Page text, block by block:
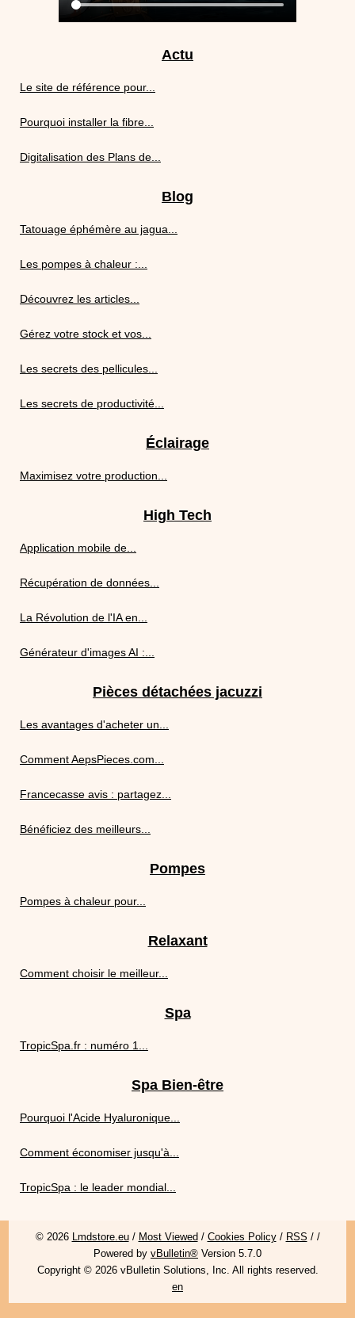
Actu
Le site de référence pour...
Pourquoi installer la fibre...
Digitalisation des Plans de...
Blog
Tatouage éphémère au jagua...
Les pompes à chaleur :...
Découvrez les articles...
Gérez votre stock et vos...
Les secrets des pellicules...
Les secrets de productivité...
Éclairage
Maximisez votre production...
High Tech
Application mobile de...
Récupération de données...
La Révolution de l'IA en...
Générateur d'images AI :...
Pièces détachées jacuzzi
Les avantages d'acheter un...
Comment AepsPieces.com...
Francecasse avis : partagez...
Bénéficiez des meilleurs...
Pompes
Pompes à chaleur pour...
Relaxant
Comment choisir le meilleur...
Spa
TropicSpa.fr : numéro 1...
Spa Bien-être
Pourquoi l'Acide Hyaluronique...
Comment économiser jusqu'à...
TropicSpa : le leader mondial...
© 2026 Lmdstore.eu/ Most Viewed / Cookies Policy/ RSS / /
Powered by vBulletin® Version 5.7.0
Copyright © 2026 vBulletin Solutions, Inc. All rights reserved.
en